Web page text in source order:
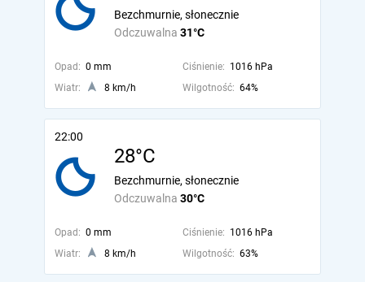
Odczuwalna 31°C
Bezchmurnie, słonecznie
Opad: 0 mm Ciśnienie: 1016 hPa
Wiatr:
8 km/h Wilgotność: 64%
22:00
28°C
Odczuwalna 30°C
Bezchmurnie, słonecznie
Opad: 0 mm Ciśnienie: 1016 hPa
Wiatr:
8 km/h Wilgotność: 63%